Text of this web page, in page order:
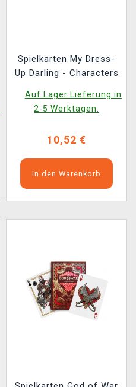
Spielkarten My Dress-
Up Darling - Characters
Auf Lager Lieferung in
2-5 Werktagen.
10,52 €
In den Warenkorb